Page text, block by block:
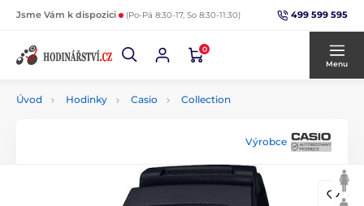
Jsme Vám k dispozici (Po-Pá 8:30-17, So 8:30-11:30) 499 599 595
0
Menu
Úvod Hodinky Casio Collection
Výrobce